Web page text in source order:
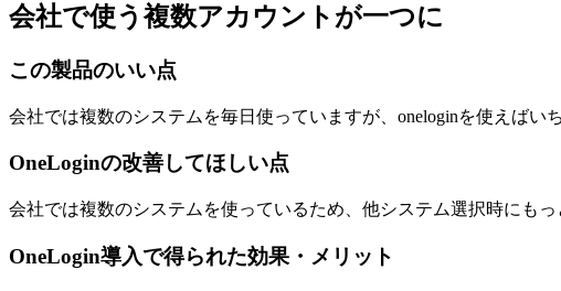
会社で使う複数アカウントが一つに
この製品のいい点
会社では複数のシステムを毎日使っていますが、oneloginを使えば
OneLoginの改善してほしい点
会社では複数のシステムを使っているため、他システム選択時にも
OneLogin導入で得られた効果・メリット